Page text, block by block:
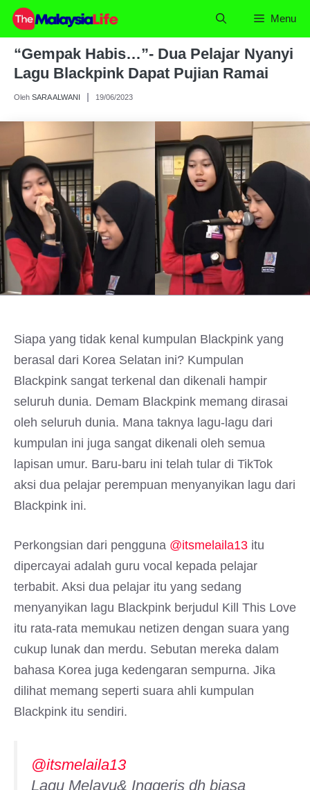
Skip
content
Menu
“Gempak Habis…”- Dua Pelajar Nyanyi
Lagu Blackpink Dapat Pujian Ramai
Oleh SARA ALWANI 19/06/2023
Siapa yang tidak kenal kumpulan Blackpink yang
berasal dari Korea Selatan ini? Kumpulan
Blackpink sangat terkenal dan dikenali hampir
seluruh dunia. Demam Blackpink memang dirasai
oleh seluruh dunia. Mana taknya lagu-lagu dari
kumpulan ini juga sangat dikenali oleh semua
lapisan umur. Baru-baru ini telah tular di TikTok
aksi dua pelajar perempuan menyanyikan lagu dari
Blackpink ini.
Perkongsian dari pengguna @itsmelaila13 itu
dipercayai adalah guru vocal kepada pelajar
terbabit. Aksi dua pelajar itu yang sedang
menyanyikan lagu Blackpink berjudul Kill This Love
itu rata-rata memukau netizen dengan suara yang
cukup lunak dan merdu. Sebutan mereka dalam
bahasa Korea juga kedengaran sempurna. Jika
dilihat memang seperti suara ahli kumpulan
Blackpink itu sendiri.
@itsmelaila13
Lagu Melayu& Inggeris dh biasa